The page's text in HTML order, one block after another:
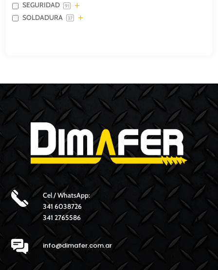
SEGURIDAD 91
SOLDADURA 37
Cel / WhatsApp:
341 6038726
341 2765586
info@dimafer.com.ar